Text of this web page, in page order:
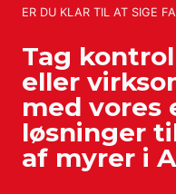
ER DU KLAR TIL AT SIGE
Tag
eller
med vores
løsninger
af myrer i